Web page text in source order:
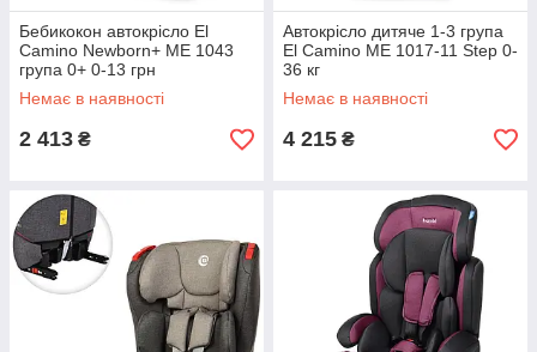
Бебикокон автокрісло El
Camino Newborn+ ME 1043
група 0+ 0-13 грн
Немає в наявності
2 413 ₴
Автокрісло дитяче 1-3 група
El Camino ME 1017-11 Step 0-
36 кг
Немає в наявності
4 215 ₴